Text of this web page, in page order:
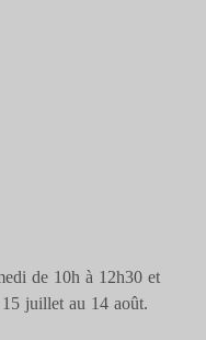
de 10h à 12h30 et
juillet au 14 août.